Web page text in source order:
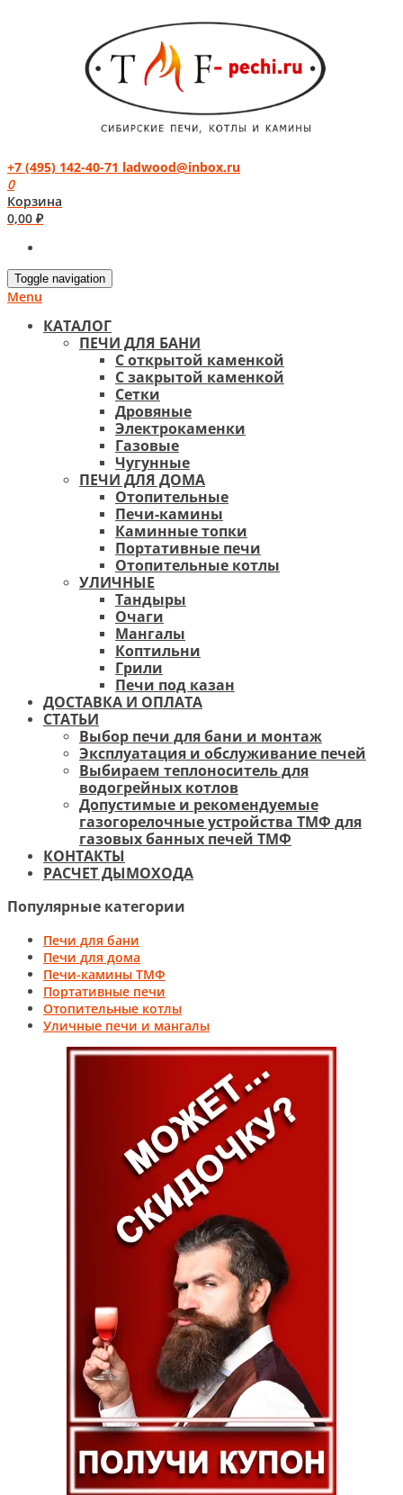
+7 (495) 142-40-71 ladwood@inbox.ru
0
Корзина
0,00 ₽
Toggle navigation
Menu
КАТАЛОГ
ПЕЧИ ДЛЯ БАНИ
С открытой каменкой
С закрытой каменкой
Сетки
Дровяные
Электрокаменки
Газовые
Чугунные
ПЕЧИ ДЛЯ ДОМА
Отопительные
Печи-камины
Каминные топки
Портативные печи
Отопительные котлы
УЛИЧНЫЕ
Тандыры
Очаги
Мангалы
Коптильни
Грили
Печи под казан
ДОСТАВКА И ОПЛАТА
СТАТЬИ
Выбор печи для бани и монтаж
Эксплуатация и обслуживание печей
Выбираем теплоноситель для
водогрейных котлов
Допустимые и рекомендуемые
газогорелочные устройства ТМФ для
газовых банных печей ТМФ
КОНТАКТЫ
РАСЧЕТ ДЫМОХОДА
Популярные категории
Печи для бани
Печи для дома
Печи-камины ТМФ
Портативные печи
Отопительные котлы
Уличные печи и мангалы